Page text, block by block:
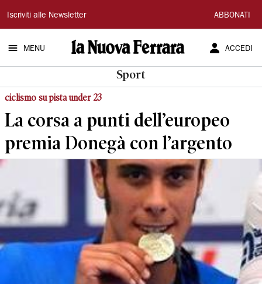
La
Nuova
Ferrara
Iscriviti alle Newsletter ABBONATI
MENU ACCEDI
Sport
ciclismo su pista under 23
La corsa a punti dell’europeo
premia Donegà con l’argento